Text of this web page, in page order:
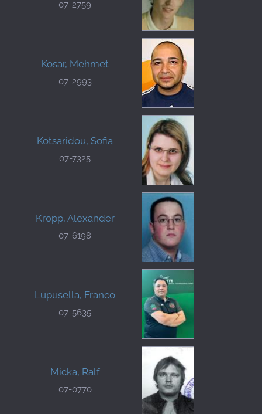
07-2759
Kosar, Mehmet
07-2993
Kotsaridou, Sofia
07-7325
Kropp, Alexander
07-6198
Lupusella, Franco
07-5635
Micka, Ralf
07-0770